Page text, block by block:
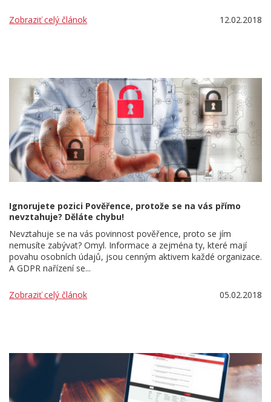
Zobraziť celý článok 12.02.2018
Ignorujete pozici Pověřence, protože se na vás přímo
nevztahuje? Děláte chybu!
Nevztahuje se na vás povinnost pověřence, proto se jím
nemusíte zabývat? Omyl. Informace a zejména ty, které mají
povahu osobních údajů, jsou cenným aktivem každé organizace.
A GDPR nařízení se...
Zobraziť celý článok 05.02.2018